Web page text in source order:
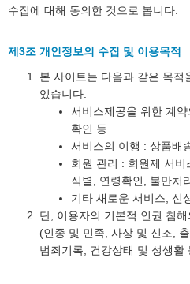
수집에 대해 동의한 것으로 봅니다.
제3조 개인정보의 수집 및 이용목적
본 사이트는 다음과 같은 목적
있습니다.
서비스제공을 위한 계
확인 등
서비스의 이행 : 상품배
회원 관리 : 회원제 서
식별, 연령확인, 불만처
기타 새로운 서비스, 신
단, 이용자의 기본적 인권 침
(인종 및 민족, 사상 및 신조,
범죄기록, 건강상태 및 성생활